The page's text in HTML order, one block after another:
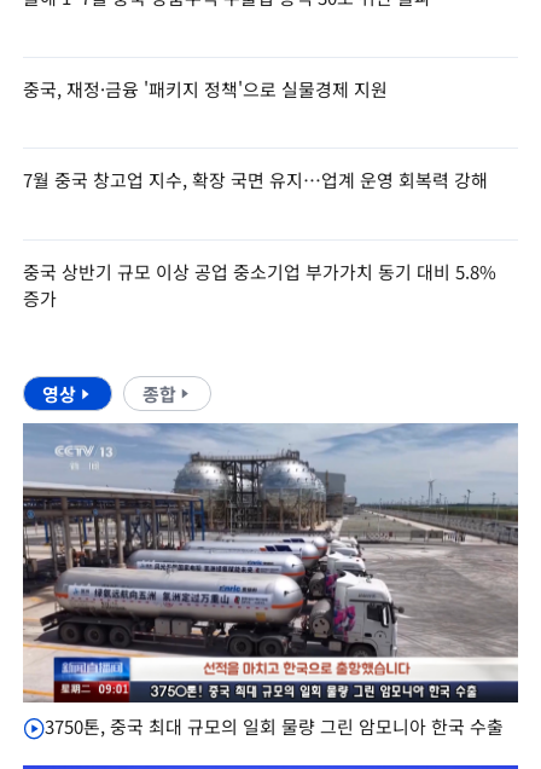
중국, 재정·금융 '패키지 정책'으로 실물경제 지원
7월 중국 창고업 지수, 확장 국면 유지…업계 운영 회복력 강해
중국 상반기 규모 이상 공업 중소기업 부가가치 동기 대비 5.8%
증가
영상 종합
3750톤, 중국 최대 규모의 일회 물량 그린 암모니아 한국 수출